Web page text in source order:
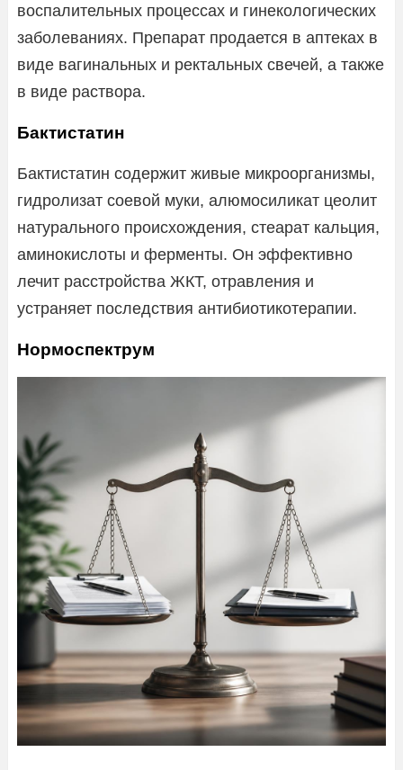
воспалительных процессах и гинекологических
заболеваниях. Препарат продается в аптеках в
виде вагинальных и ректальных свечей, а также
в виде раствора.
Бактистатин
Бактистатин содержит живые микроорганизмы,
гидролизат соевой муки, алюмосиликат цеолит
натурального происхождения, стеарат кальция,
аминокислоты и ферменты. Он эффективно
лечит расстройства ЖКТ, отравления и
устраняет последствия антибиотикотерапии.
Нормоспектрум